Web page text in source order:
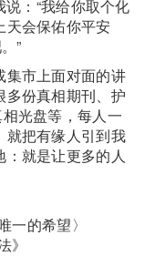
说：“我给你取个化
天会保佑你平安
”
集市上面对面的讲
多份真相期刊、护
光盘等，每人一
就把有缘人引到我
就是让更多的人
一的希望〉
》